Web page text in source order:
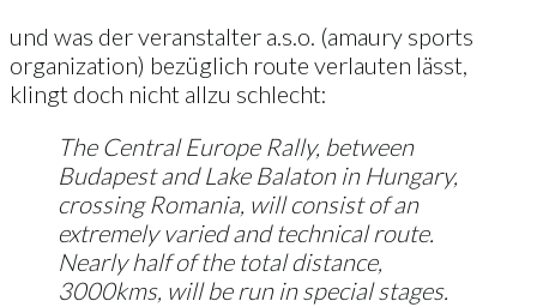
und was der veranstalter a.s.o. (amaury sports
organization) bezüglich route verlauten lässt,
klingt doch nicht allzu schlecht:
The Central Europe Rally, between
Budapest and Lake Balaton in Hungary,
crossing Romania, will consist of an
extremely varied and technical route.
Nearly half of the total distance,
3000kms, will be run in special stages.